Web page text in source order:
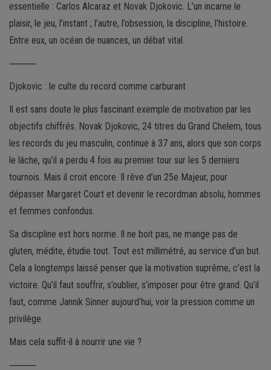
essentielle : Carlos Alcaraz et Novak Djokovic. L’un incarne le
plaisir, le jeu, l’instant ; l’autre, l’obsession, la discipline, l’histoire.
Entre eux, un océan de nuances, un débat vital.
⸻
Djokovic : le culte du record comme carburant
Il est sans doute le plus fascinant exemple de motivation par les
objectifs chiffrés. Novak Djokovic, 24 titres du Grand Chelem, tous
les records du jeu masculin, continue à 37 ans, alors que son corps
le lâche, qu’il a perdu 4 fois au premier tour sur les 5 derniers
tournois. Mais il croit encore. Il rêve d’un 25e Majeur, pour
dépasser Margaret Court et devenir le recordman absolu, hommes
et femmes confondus.
Sa discipline est hors norme. Il ne boit pas, ne mange pas de
gluten, médite, étudie tout. Tout est millimétré, au service d’un but.
Cela a longtemps laissé penser que la motivation suprême, c’est la
victoire. Qu’il faut souffrir, s’oublier, s’imposer pour être grand. Qu’il
faut, comme Jannik Sinner aujourd’hui, voir la pression comme un
privilège.
Mais cela suffit-il à nourrir une vie ?
⸻